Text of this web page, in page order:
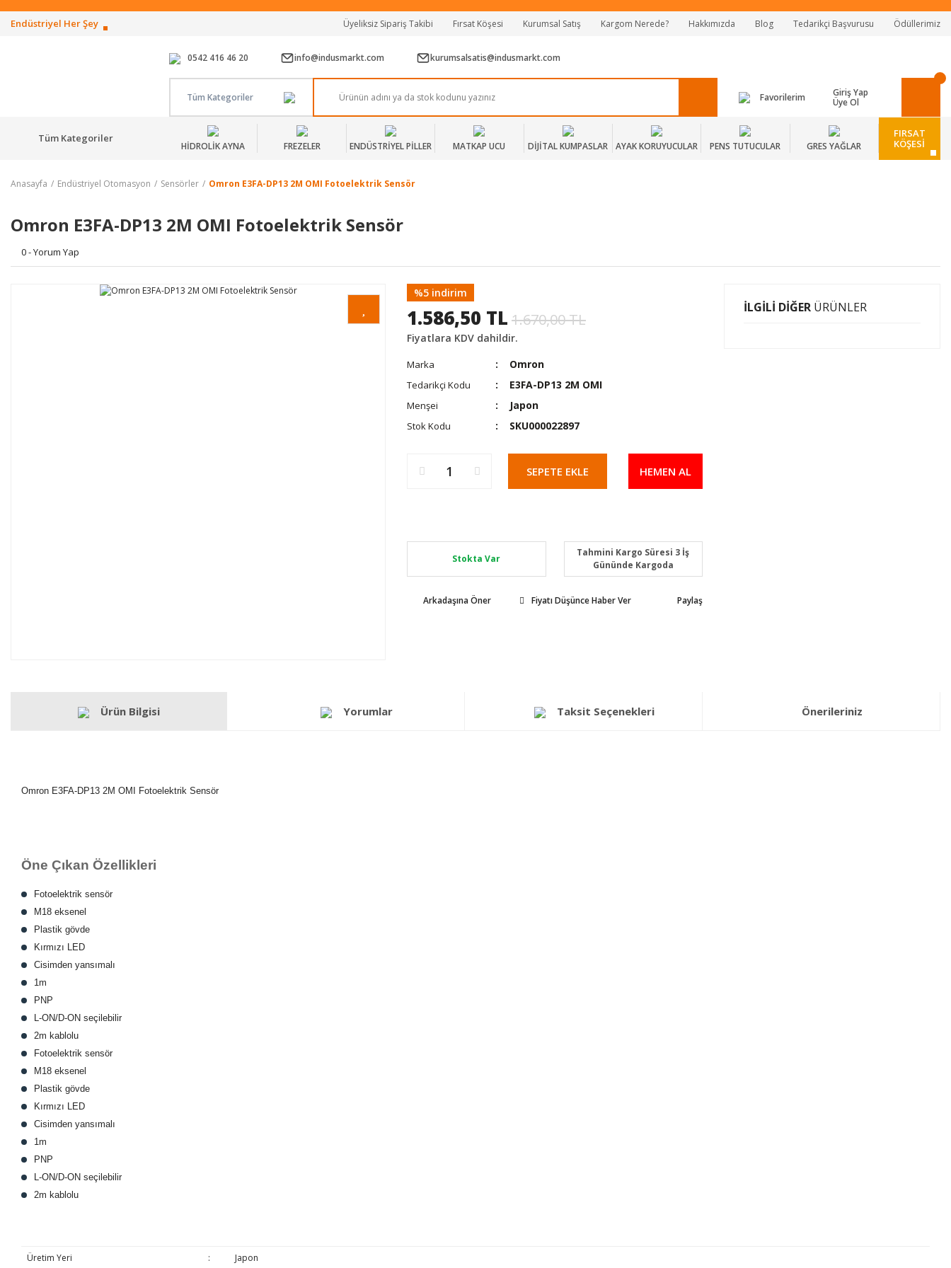
Tüm Alışverişlerde Vade Farksız 2 Taksit!
Mağazadan Teslim & Kolay İade
Endüstriyel Her Şey Üyeliksiz Sipariş Takibi Fırsat Köşesi Kurumsal Satış Kargom Nerede? Hakkımızda Blog Tedarikçi Başvurusu Ödüllerimiz
0542 416 46 20 info@indusmarkt.com kurumsalsatis@indusmarkt.com
Tüm Kategoriler Favorilerim
Giriş Yap
Üye Ol
Tüm Kategoriler
HİDROLİK AYNA FREZELER ENDÜSTRİYEL PİLLER MATKAP UCU DİJİTAL KUMPASLAR AYAK KORUYUCULAR PENS TUTUCULAR GRES YAĞLAR
FIRSAT
KÖŞESİ
Anasayfa Endüstriyel Otomasyon Sensörler Omron E3FA-DP13 2M OMI Fotoelektrik Sensör
Omron E3FA-DP13 2M OMI Fotoelektrik Sensör
0 - Yorum Yap
%5 indirim
1.586,50 TL 1.670,00 TL
Fiyatlara KDV dahildir.
Marka Omron
Tedarikçi Kodu E3FA-DP13 2M OMI
Menşei Japon
Stok Kodu SKU000022897
SEPETE EKLE HEMEN AL
Stokta Var
Tahmini Kargo Süresi 3 İş
Gününde Kargoda
Arkadaşına Öner Fiyatı Düşünce Haber Ver Paylaş
İLGİLİ DİĞER ÜRÜNLER
Ürün Bilgisi Yorumlar Taksit Seçenekleri Önerileriniz
Omron E3FA-DP13 2M OMI Fotoelektrik Sensör
Öne Çıkan Özellikleri
Fotoelektrik sensör
M18 eksenel
Plastik gövde
Kırmızı LED
Cisimden yansımalı
1m
PNP
L-ON/D-ON seçilebilir
2m kablolu
Fotoelektrik sensör
M18 eksenel
Plastik gövde
Kırmızı LED
Cisimden yansımalı
1m
PNP
L-ON/D-ON seçilebilir
2m kablolu
Üretim Yeri : Japon